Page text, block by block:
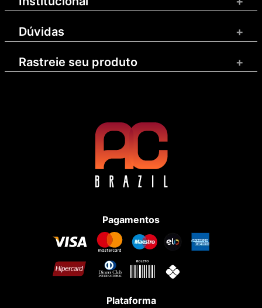
Dúvidas +
Rastreie seu produto +
Pagamentos
Plataforma